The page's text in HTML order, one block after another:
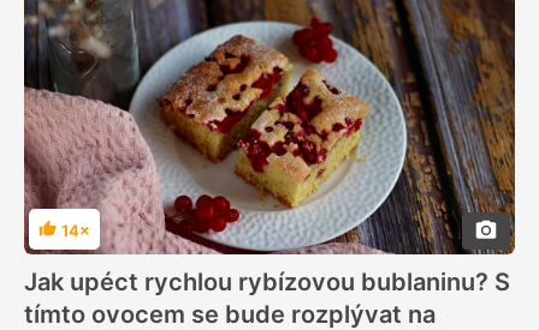
Hodnocení
14×
Jak upéct rychlou rybízovou bublaninu? S
tímto ovocem se bude rozplývat na